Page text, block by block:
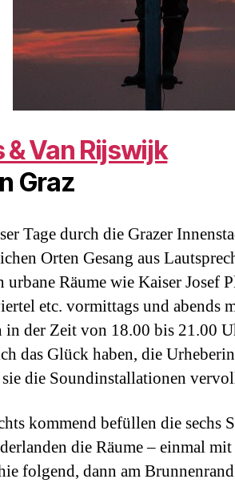
& Van Rijswijk
Graz
Tage durch die Grazer
Orten Gesang aus
urbane Räume wie Kaiser Josef
etc. vormittags und abends
in der Zeit von 18.00 bis 21.00
das Glück haben, die
die Soundinstallationen
kommend befüllen die sechs
die Räume – einmal
folgend, dann am